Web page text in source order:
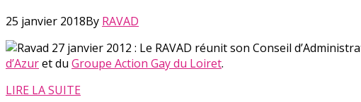
25 janvier 2018By RAVAD
27 janvier 2012 : Le RAVAD réunit son Conseil
d’Azuret du Groupe Action Gay du Loiret.
LIRE LA SUITE